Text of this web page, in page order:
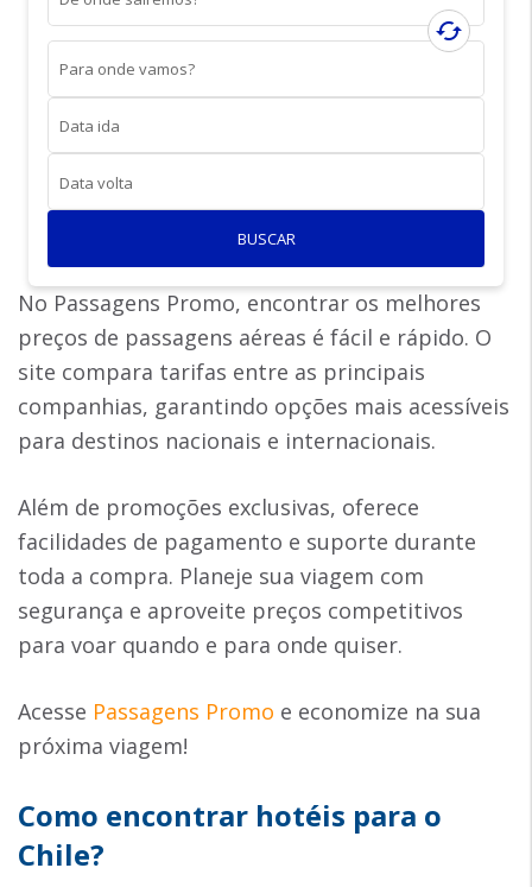
cached
Para onde vamos?
Data ida
Data volta
BUSCAR
No Passagens Promo, encontrar os melhores
preços de passagens aéreas é fácil e rápido. O
site compara tarifas entre as principais
companhias, garantindo opções mais acessíveis
para destinos nacionais e internacionais.
Além de promoções exclusivas, oferece
facilidades de pagamento e suporte durante
toda a compra. Planeje sua viagem com
segurança e aproveite preços competitivos
para voar quando e para onde quiser.
Acesse Passagens Promo e economize na sua
próxima viagem!
Como encontrar hotéis para o
Chile?